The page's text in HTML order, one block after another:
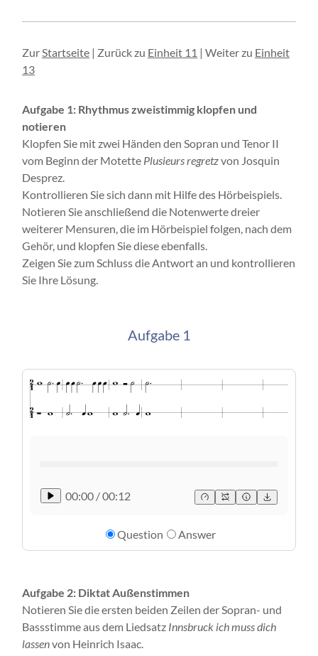
ZurStartseite | Zurück zu Einheit 11 | Weiter zu Einheit
13
Aufgabe 1: Rhythmus zweistimmig klopfen und
notieren
Klopfen Sie mit zwei Händen den Sopran und Tenor II
vom Beginn der Motette Plusieurs regretzvon Josquin
Desprez.
Kontrollieren Sie sich dann mit Hilfe des Hörbeispiels.
Notieren Sie anschließend die Notenwerte dreier
weiterer Mensuren, die im Hörbeispiel folgen, nach dem
Gehör, und klopfen Sie diese ebenfalls.
Zeigen Sie zum Schluss die Antwort an und kontrollieren
Sie Ihre Lösung.
Aufgabe 1
00:00 /00:12
Question Answer
Aufgabe 2: Diktat Außenstimmen
Notieren Sie die ersten beiden Zeilen der Sopran- und
Bassstimme aus dem Liedsatz Innsbruck ich muss dich
lassenvon Heinrich Isaac.